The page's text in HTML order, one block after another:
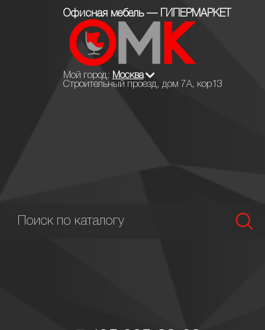
Офисная мебель — ГИПЕРМАРКЕТ
Мой город:
Москва
Строительный проезд, дом 7А, кор13